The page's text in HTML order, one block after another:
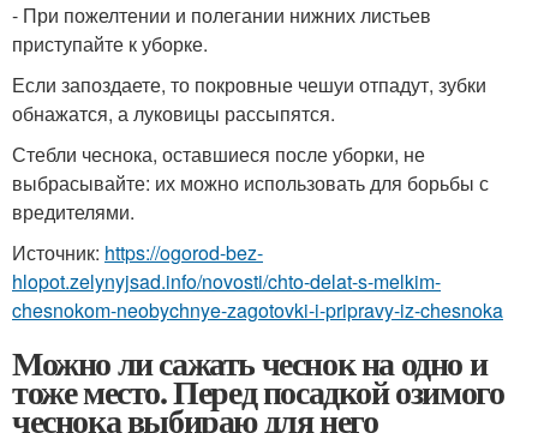
- При пожелтении и полегании нижних листьев
приступайте к уборке.
Если запоздаете, то покровные чешуи отпадут, зубки
обнажатся, а луковицы рассыпятся.
Стебли чеснока, оставшиеся после уборки, не
выбрасывайте: их можно использовать для борьбы с
вредителями.
Источник: https://ogorod-bez-
hlopot.zelynyjsad.info/novosti/chto-delat-s-melkim-
chesnokom-neobychnye-zagotovki-i-pripravy-iz-chesnoka
Можно ли сажать чеснок на одно и
тоже место. Перед посадкой озимого
чеснока выбираю для него